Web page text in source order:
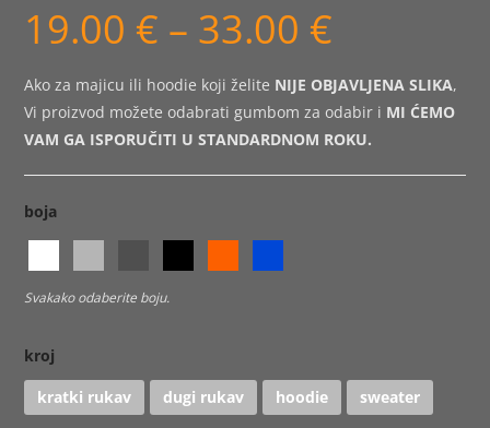
19.00 € – 33.00 €
do
33.00 €
Ako za majicu ili hoodie koji želite NIJE OBJAVLJENA SLIKA,
Vi proizvod možete odabrati gumbom za odabir i MI ĆEMO
VAM GA ISPORUČITI U STANDARDNOM ROKU.
boja
Svakako odaberite boju.
kroj
kratki rukav
dugi rukav hoodie sweater